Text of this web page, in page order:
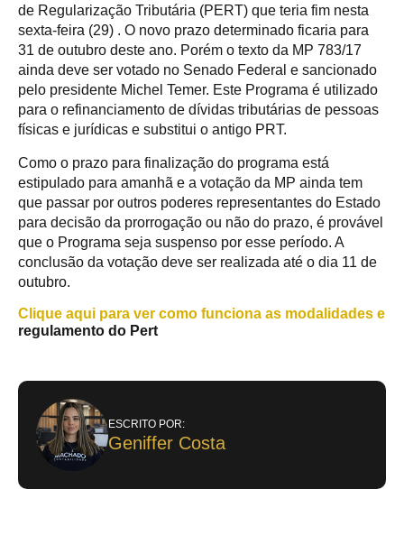
de Regularização Tributária (PERT) que teria fim nesta
sexta-feira (29) . O novo prazo determinado ficaria para
31 de outubro deste ano. Porém o texto da MP 783/17
ainda deve ser votado no Senado Federal e sancionado
pelo presidente Michel Temer. Este Programa é utilizado
para o refinanciamento de dívidas tributárias de pessoas
físicas e jurídicas e substitui o antigo PRT.
Como o prazo para finalização do programa está
estipulado para amanhã e a votação da MP ainda tem
que passar por outros poderes representantes do Estado
para decisão da prorrogação ou não do prazo, é provável
que o Programa seja suspenso por esse período. A
conclusão da votação deve ser realizada até o dia 11 de
outubro.
Clique aqui para ver como funciona as modalidades e
regulamento do Pert
ESCRITO POR:
Geniffer Costa